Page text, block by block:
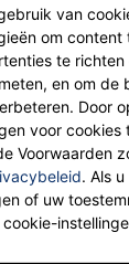
Limited.
International
van
om content
te richten
en om de
Door
voor cookies
Voorwaarden
. Als
of uw